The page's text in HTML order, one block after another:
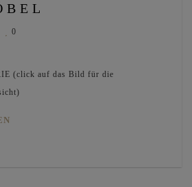
0
(click auf das Bild für die